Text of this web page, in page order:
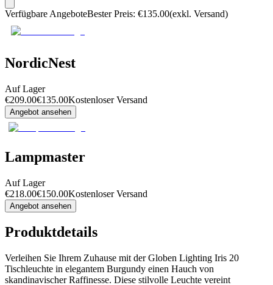
Verfügbare AngeboteBester Preis: €135.00(exkl. Versand)
NordicNest
Auf Lager
€209.00€135.00Kostenloser Versand
Angebot ansehen
Lampmaster
Auf Lager
€218.00€150.00Kostenloser Versand
Angebot ansehen
Produktdetails
Verleihen Sie Ihrem Zuhause mit der Globen Lighting Iris 20
Tischleuchte in elegantem Burgundy einen Hauch von
skandinavischer Raffinesse. Diese stilvolle Leuchte vereint